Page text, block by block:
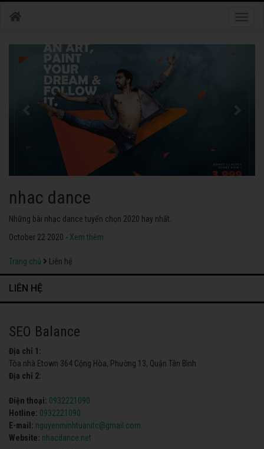
nhac dance
Những bài nhạc dance tuyển chọn 2020 hay nhất.
October 22 2020 - Xem thêm
Trang chủ Liên hệ
LIÊN HỆ
SEO Balance
Địa chỉ 1:
Tòa nhà Etown 364 Cộng Hòa, Phường 13, Quận Tân Bình
Địa chỉ 2:
Điện thoại: 0932221090
Hotline: 0932221090
E-mail: nguyenminhtuanitc@gmail.com
Website: nhacdance.net